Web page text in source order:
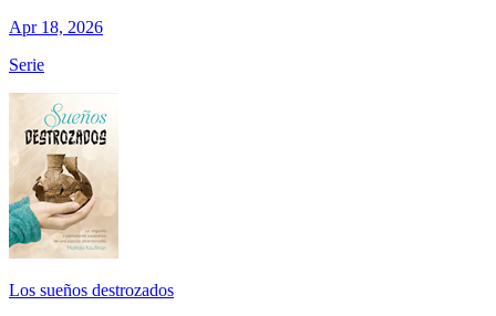
Apr 18, 2026
Serie
Los sueños destrozados